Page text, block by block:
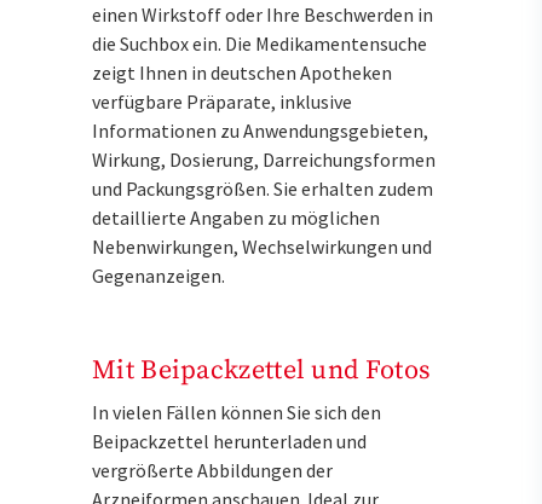
einen Wirkstoff oder Ihre Beschwerden in
die Suchbox ein. Die Medikamentensuche
zeigt Ihnen in deutschen Apotheken
verfügbare Präparate, inklusive
Informationen zu Anwendungsgebieten,
Wirkung, Dosierung, Darreichungsformen
und Packungsgrößen. Sie erhalten zudem
detaillierte Angaben zu möglichen
Nebenwirkungen, Wechselwirkungen und
Gegenanzeigen.
Mit Beipackzettel und Fotos
In vielen Fällen können Sie sich den
Beipackzettel herunterladen und
vergrößerte Abbildungen der
Arzneiformen anschauen. Ideal zur